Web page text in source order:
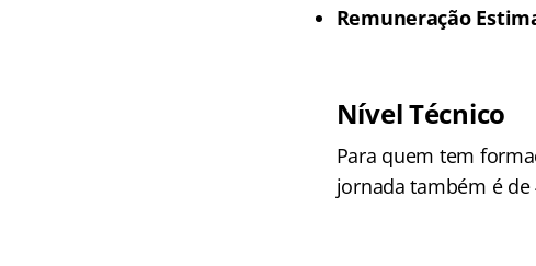
Remuneração
Nível Técnico
Para quem tem
jornada também é